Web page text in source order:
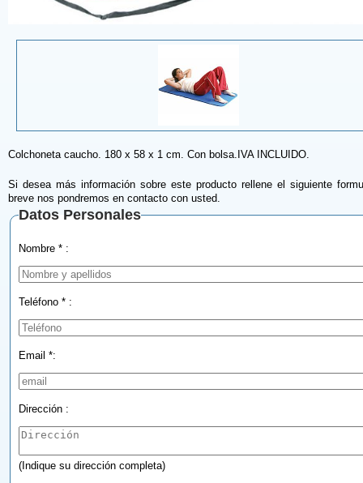
Colchoneta caucho. 180 x 58 x 1 cm. Con bolsa.IVA INCLUIDO.
Si desea más información sobre este producto rellene el siguiente
breve nos pondremos en contacto con usted.
Datos Personales
Nombre * :
Teléfono * :
Email *:
Dirección :
(Indique su dirección completa)